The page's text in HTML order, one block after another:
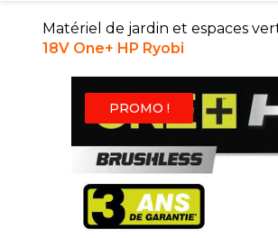
Matériel de jardin et espaces
18V One+ HP Ryobi
PROMO !